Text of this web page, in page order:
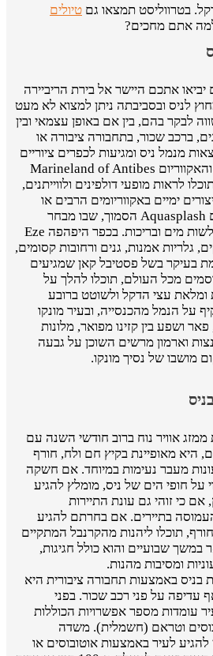
בטרווליסט תמצאו גם טיולים
אתם מחכים?
יביאו אתכם היישר אל בירת הריביירה
לניס ובסביבתה ניתן למצוא לא מעט
לבקר בהם, בין אם באופן עצמאי ובין
ברכב שכור, בתחבורה ציבורה או
מנמל ניס ומגיעות לכפרים ציוריים
באזור. בדולפינריום והאקווריום Marineland of Antibes
לראות מופעי דולפינים ולווייתנים,
ימיים באקווריומים הרבים או
לבלות בפארק המים Aquasplash הסמוך, שבו מבחר
מתקנים מהנים, מגלשות מים ובריכות. בכפר היפהפה Eze
גלריות אמנות, גנים ורחובות קסומים,
בעיקר בשל פסטיבל קאן שמגיעים
מכל העולם, תוכלו להלך על
ומלאת עצי הדקל ולשוטט ברובע
על הנמל מהכנסייה, ובעיר מונקו
ושפע בין קזינו מפואר, מלונות
וארמון מרשים השוכן על גבעה
מושבו של נסיך מונקו.
ממזג אוויר נוח ברוב חודשי השנה עם
היא מאופיינת בקיץ חם ולח, חורף
מעבר נעימות במיוחד. אם חשקה
על חופי הים של ניס, מומלץ להגיע
אם כי זוהי גם עונת התיירות
בתיירים. אם בחרתם להגיע
תוכלו ליהנות מהקרנבל המתקיים
במשך שבועיים והוא כולל חגיגות,
ומסיבות מהנות.
בניס באמצעות תחבורה ציבורית היא
עדיפה על פני רכב שכור. בפני
עומדות מספר אפשרויות הכוללות
וטראם (חשמלית). משדה
להגיע לעיר באמצעות אוטובוסים או